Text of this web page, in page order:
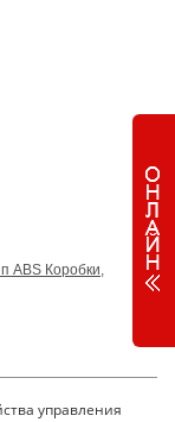
ABS Коробки,
управления